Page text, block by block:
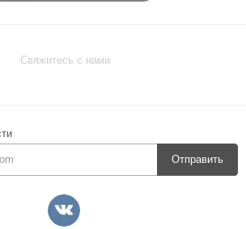
Свяжитесь с нами
Отправить